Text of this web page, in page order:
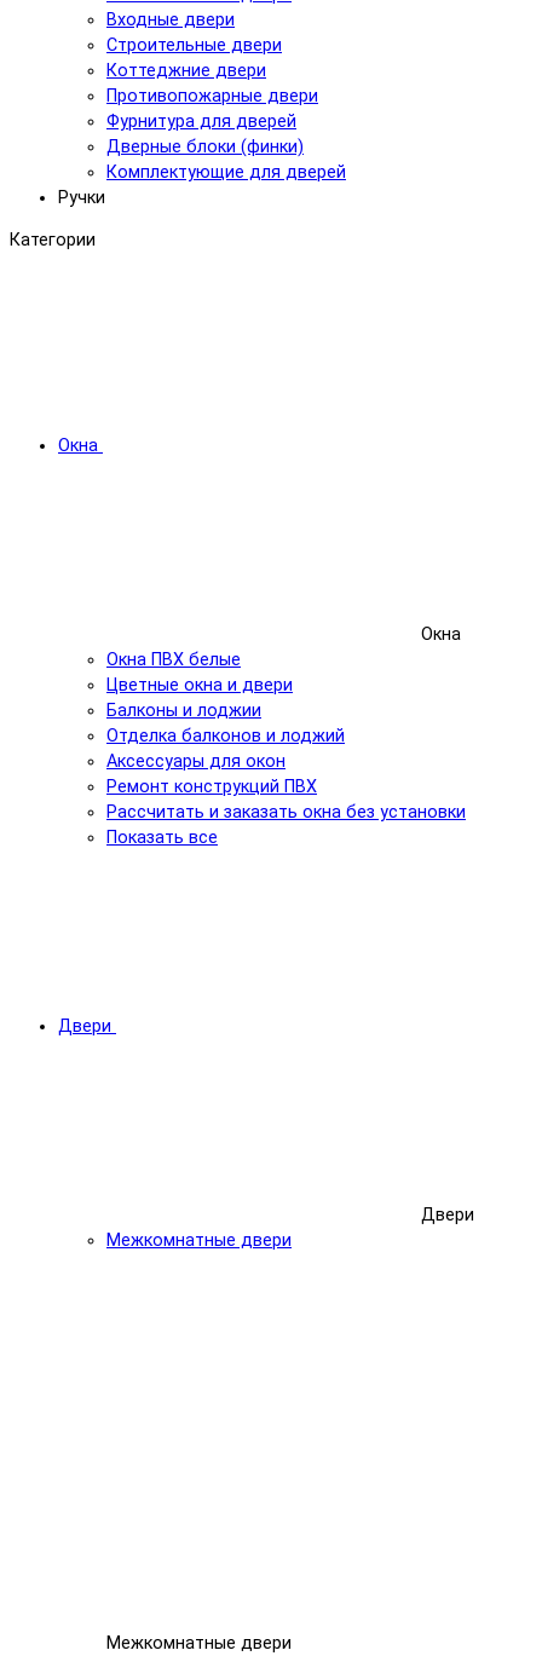
Входные двери
Строительные двери
Коттеджние двери
Противопожарные двери
Фурнитура для дверей
Дверные блоки (финки)
Комплектующие для дверей
Ручки
Категории
Окна
Окна
Окна ПВХ белые
Цветные окна и двери
Балконы и лоджии
Отделка балконов и лоджий
Аксессуары для окон
Ремонт конструкций ПВХ
Рассчитать и заказать окна без установки
Показать все
Двери
Двери
Межкомнатные двери
Межкомнатные двери